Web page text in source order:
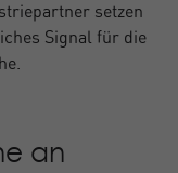
setzen
Signal für die
an